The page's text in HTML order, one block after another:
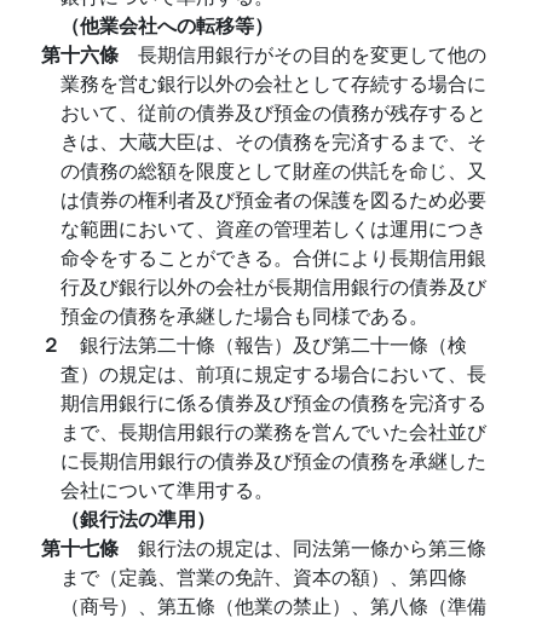
（他業会社への転移等）
第十六條 長期信用銀行がその目的を変更して他の
業務を営む銀行以外の会社として存続する場合に
おいて、従前の債券及び預金の債務が残存すると
きは、大蔵大臣は、その債務を完済するまで、そ
の債務の総額を限度として財産の供託を命じ、又
は債券の権利者及び預金者の保護を図るため必要
な範囲において、資産の管理若しくは運用につき
命令をすることができる。合併により長期信用銀
行及び銀行以外の会社が長期信用銀行の債券及び
預金の債務を承継した場合も同様である。
２ 銀行法第二十條（報告）及び第二十一條（検
査）の規定は、前項に規定する場合において、長
期信用銀行に係る債券及び預金の債務を完済する
まで、長期信用銀行の業務を営んでいた会社並び
に長期信用銀行の債券及び預金の債務を承継した
会社について準用する。
（銀行法の準用）
第十七條 銀行法の規定は、同法第一條から第三條
まで（定義、営業の免許、資本の額）、第四條
（商号）、第五條（他業の禁止）、第八條（準備